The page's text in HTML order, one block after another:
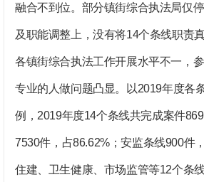
融合不到位。 部分镇街综合执法局仅
及职能调整上，没有将14个条线职责
各镇街综合执法工作开展水平不一，
专业的人做问题凸显。以2019年度各
例， 2019年度14个条线共完成案件
7530件，占86.62%；安监条线900件
住建、卫生健康、市场监管等12个条